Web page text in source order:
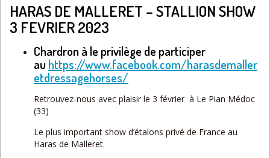
HARAS DE MALLERET – STALLION SHOW
3 FEVRIER 2023
Chardron à le privilège de participer
auhttps://www.facebook.com/harasdemaller
etdressagehorses/
Retrouvez-nous avec plaisir le 3 février à Le Pian Médoc
(33)
Le plus important show d’étalons privé de France au
Haras de Malleret.